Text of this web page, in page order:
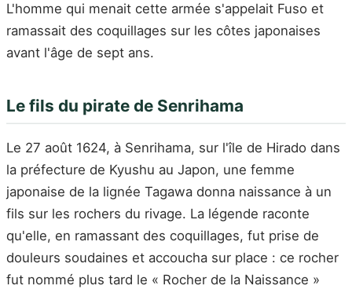
L'homme qui menait cette armée s'appelait Fuso et
ramassait des coquillages sur les côtes japonaises
avant l'âge de sept ans.
Le fils du pirate de Senrihama
Le 27 août 1624, à Senrihama, sur l'île de Hirado dans
la préfecture de Kyushu au Japon, une femme
japonaise de la lignée Tagawa donna naissance à un
fils sur les rochers du rivage. La légende raconte
qu'elle, en ramassant des coquillages, fut prise de
douleurs soudaines et accoucha sur place : ce rocher
fut nommé plus tard le « Rocher de la Naissance »